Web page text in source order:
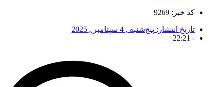
کد خبر: 9269
تاریخ انتشار: پنج‌شنبه , 4 سپتامبر , 2025
-
22:21